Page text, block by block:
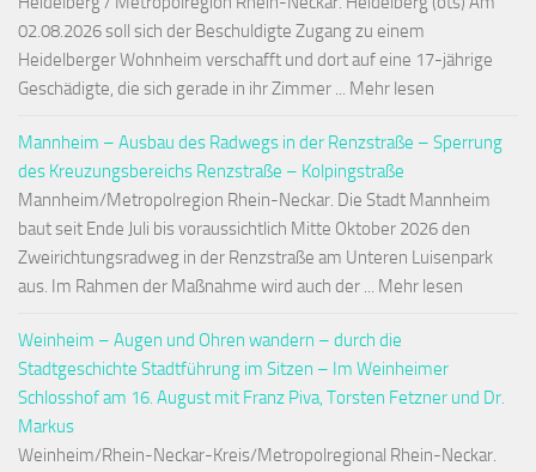
02.08.2026 soll sich der Beschuldigte Zugang zu einem
Heidelberger Wohnheim verschafft und dort auf eine 17-jährige
Geschädigte, die sich gerade in ihr Zimmer ... Mehr lesen
Mannheim – Ausbau des Radwegs in der Renzstraße – Sperrung
des Kreuzungsbereichs Renzstraße – Kolpingstraße
Mannheim/Metropolregion Rhein-Neckar. Die Stadt Mannheim
baut seit Ende Juli bis voraussichtlich Mitte Oktober 2026 den
Zweirichtungsradweg in der Renzstraße am Unteren Luisenpark
aus. Im Rahmen der Maßnahme wird auch der ... Mehr lesen
Weinheim – Augen und Ohren wandern – durch die
Stadtgeschichte Stadtführung im Sitzen – Im Weinheimer
Schlosshof am 16. August mit Franz Piva, Torsten Fetzner und Dr.
Markus
Weinheim/Rhein-Neckar-Kreis/Metropolregional Rhein-Neckar.